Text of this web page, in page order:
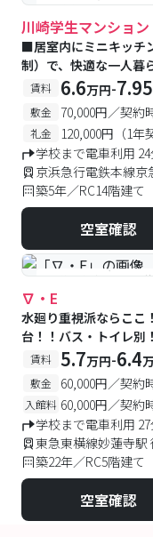
#食事付き #女性専
川崎学生マンション
■居室内にミニキッチ
制）で、快適な一人暮
賃料 6.6万円-7.95
敷金 70,000円／契約
礼金
120,000円（1
学校まで電車利用 24
京浜急行電鉄本線京
築5年／RC14階建て
空室確認
#予約受付中 #空室
∇・E
水廻り重視派ならこ
台！！バス・トイレ
賃料 5.7万円-6.4
敷金 60,000円／契約
入館料 60,000円／契約
学校まで電車利用
東急東横線妙蓮寺駅
築22年／RC5階建て
空室確認